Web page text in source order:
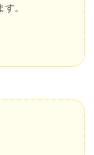
。